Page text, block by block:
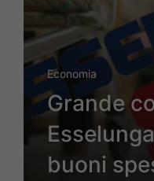
Economia
Grande
buoni